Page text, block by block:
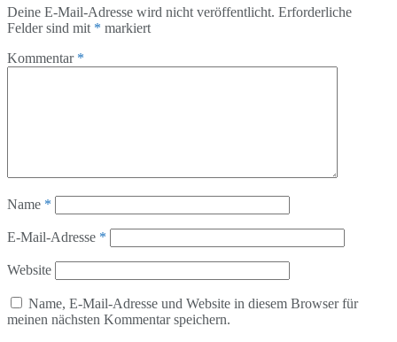
Deine E-Mail-Adresse wird nicht veröffentlicht. Erforderliche
Felder sind mit * markiert
Kommentar *
Name *
E-Mail-Adresse *
Website
Name, E-Mail-Adresse und Website in diesem Browser für
meinen nächsten Kommentar speichern.